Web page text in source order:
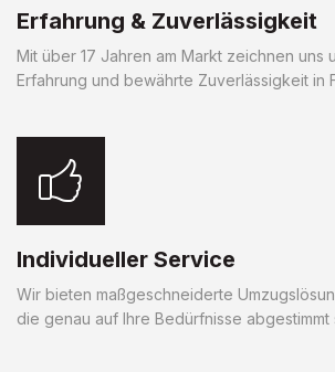
Erfahrung & Zuverlässigkeit
Mit über 17 Jahren am Markt zeichnen uns
Erfahrung und bewährte Zuverlässigkeit in
Individueller Service
Wir bieten maßgeschneiderte
die genau auf Ihre Bedürfnisse abgestimmt